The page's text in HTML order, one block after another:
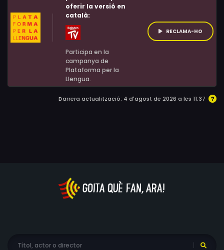
Michael decideix visitar el seu poble natal amb un únic
objectiu...
oferir la versió en
català:
Participa en la
campanya de
Plataforma per la
Llengua.
RECLAMA-HO
Darrera actualització: 4 d'agost de 2026 a les 11:37